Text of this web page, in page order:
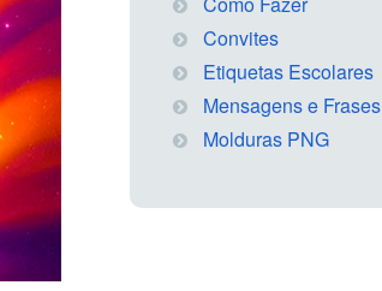
Convites
Etiquetas Escolares
Mensagens e Frases
Molduras PNG